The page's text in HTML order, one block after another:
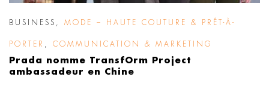
BUSINESS MODE – HAUTE COUTURE & PRÊT-À-
PORTER COMMUNICATION & MARKETING
Prada nomme TransfOrm Project
ambassadeur en Chine